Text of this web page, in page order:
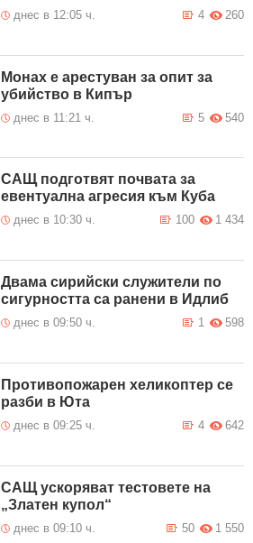
днес в 12:05 ч. 260
4
Монах е арестуван за опит за
убийство в Кипър
днес в 11:21 ч. 540
5
САЩ подготвят почвата за
евентуална агресия към Куба
днес в 10:30 ч. 1 434
100
Двама сирийски служители по
сигурността са ранени в Идлиб
днес в 09:50 ч. 598
1
Противопожарен хеликоптер се
разби в Юта
днес в 09:25 ч. 642
4
САЩ ускоряват тестовете на
„Златен купол“
днес в 09:10 ч. 1 550
50